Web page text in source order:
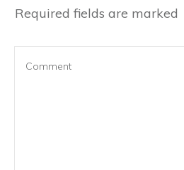
Required fields are marked